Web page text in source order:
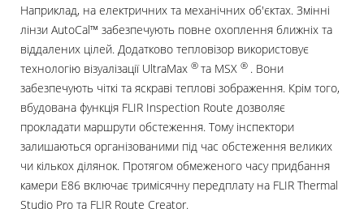
Наприклад, на електричних та механічних об'єктах. Змінні
лінзи AutoCal™ забезпечують повне охоплення ближніх та
віддалених цілей. Додатково тепловізор використовує
технологію візуалізації UltraMax ® та MSX ® . Вони
забезпечують чіткі та яскраві теплові зображення. Крім того,
вбудована функція FLIR Inspection Route дозволяє
прокладати маршрути обстеження. Тому інспектори
залишаються організованими під час обстеження великих
чи кількох ділянок. Протягом обмеженого часу придбання
камери E86 включає тримісячну передплату на FLIR Thermal
Studio Pro та FLIR Route Creator.